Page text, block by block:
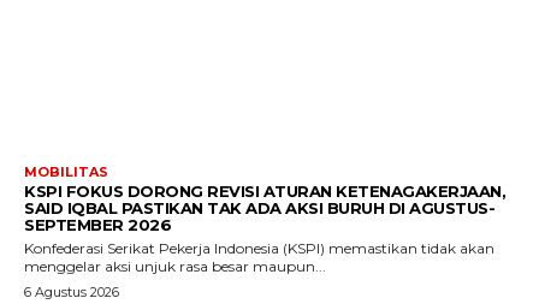
MOBILITAS
KSPI FOKUS DORONG REVISI ATURAN KETENAGAKERJAAN,
SAID IQBAL PASTIKAN TAK ADA AKSI BURUH DI AGUSTUS-
SEPTEMBER 2026
Konfederasi Serikat Pekerja Indonesia (KSPI) memastikan tidak akan
menggelar aksi unjuk rasa besar maupun...
6 Agustus 2026